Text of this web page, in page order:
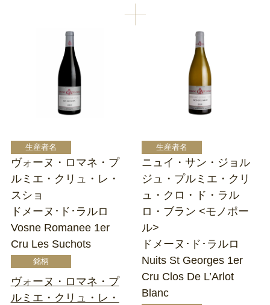
ヴォーヌ・ロマネ・プ
ルミエ・クリュ・レ・
スショ
ドメーヌ･ド･ラルロ
Vosne Romanee 1er
Cru Les Suchots
ヴォーヌ・ロマネ・プ
ルミエ・クリュ・レ・
ニュイ・サン・ジョル
ジュ・プルミエ・クリ
ュ・クロ・ド・ラル
ロ・ブラン <モノポー
ル>
ドメーヌ･ド･ラルロ
Nuits St Georges 1er
Cru Clos De L’Arlot
Blanc